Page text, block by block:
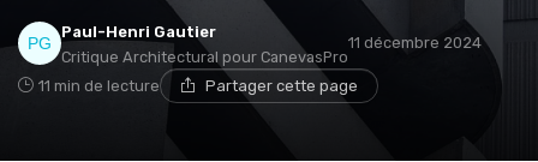
Paul-Henri Gautier
Critique Architectural pour CanevasPro
11 décembre 2024
11 min de lecture Partager cette page